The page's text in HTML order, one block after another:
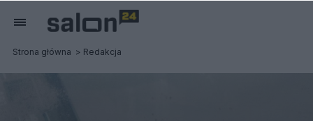
Strona główna Redakcja